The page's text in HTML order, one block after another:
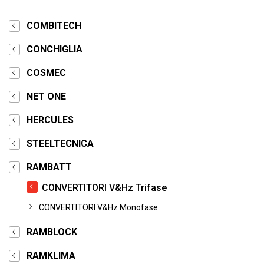
COMBITECH
CONCHIGLIA
COSMEC
NET ONE
HERCULES
STEELTECNICA
RAMBATT
CONVERTITORI V&Hz Trifase
CONVERTITORI V&Hz Monofase
RAMBLOCK
RAMKLIMA